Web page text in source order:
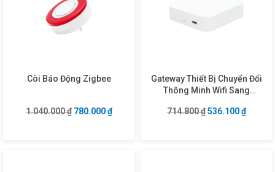
Còi Báo Động Zigbee
1.040.000₫ Giá gốc là: 1.040.000 ₫.
780.000₫Giá hiện tại là: 780.000 ₫.
Gateway Thiết Bị Chuyển Đổi
Thông Minh Wifi Sang
714.800₫ Giá gốc là:
536.100₫Giá